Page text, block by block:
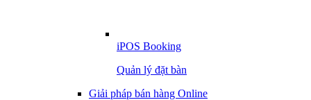
iPOS Booking
Quản lý đặt bàn
Giải pháp bán hàng Online